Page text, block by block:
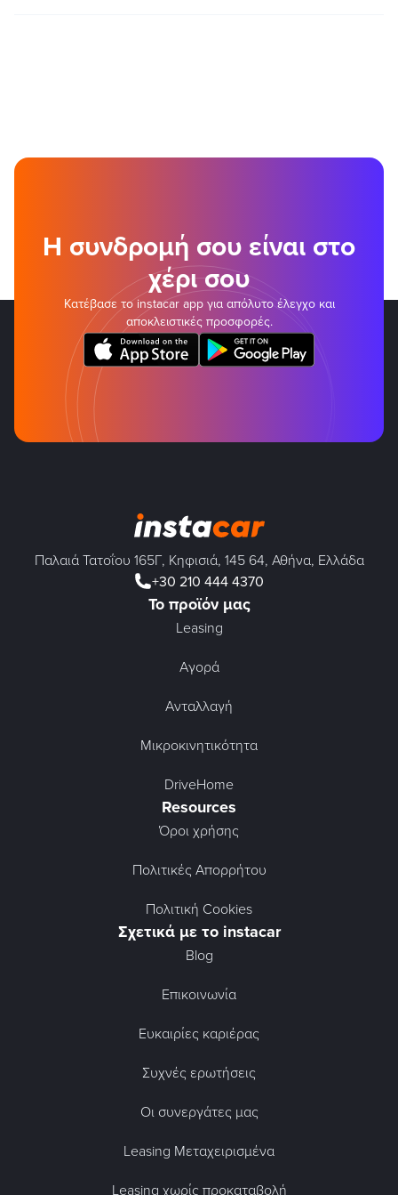
Η συνδρομή σου είναι στο
χέρι σου
Κατέβασε το instacar app για απόλυτο έλεγχο και
αποκλειστικές προσφορές.
Παλαιά Τατοΐου 165Γ, Κηφισιά, 145 64, Αθήνα, Ελλάδα
+30 210 444 4370
Το προϊόν μας
Leasing
Αγορά
Ανταλλαγή
Μικροκινητικότητα
DriveHome
Resources
Όροι χρήσης
Πολιτικές Απορρήτου
Πολιτική Cookies
Σχετικά με το instacar
Blog
Επικοινωνία
Ευκαιρίες καριέρας
Συχνές ερωτήσεις
Οι συνεργάτες μας
Leasing Μεταχειρισμένα
Leasing χωρίς προκαταβολή